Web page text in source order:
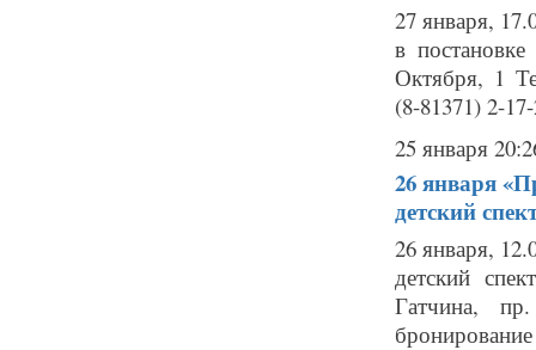
27 января,
в
Октября, 1
(8-81371) 2-
25 января
26 января
детский
26 января,
детский
Гатчина,